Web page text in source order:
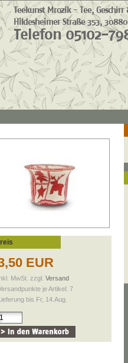
EUR
MwSt. zzgl. Versand
je Artikel: 7
bis Fr, 14.Aug.